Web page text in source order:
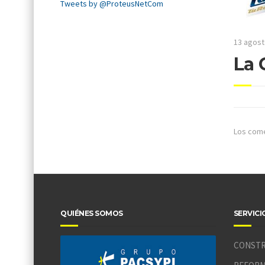
13
La
Los
Tweets by @ProteusNetCom
QUIÉNES SOMOS